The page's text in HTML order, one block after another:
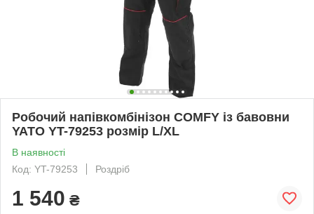
Робочий напівкомбінізон COMFY із бавовни
YATO YT-79253 розмір L/XL
В наявності
Код: YT-79253
Роздріб
1 540 ₴